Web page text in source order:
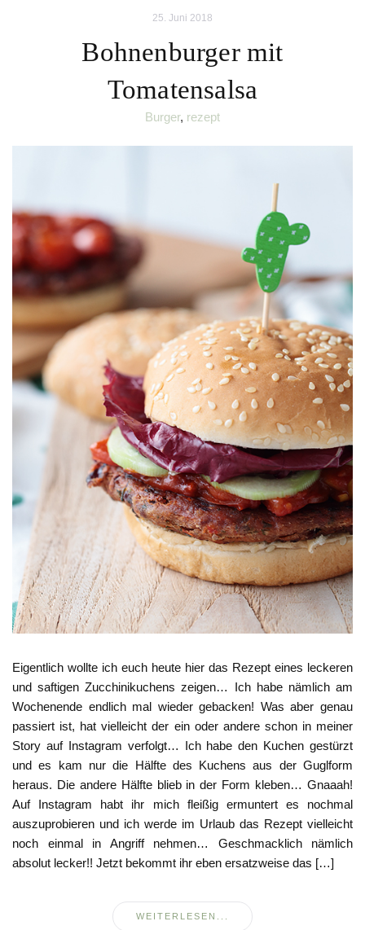
25. Juni 2018
Bohnenburger mit
Tomatensalsa
Burger, rezept
Eigentlich wollte ich euch heute hier das Rezept eines leckeren
und saftigen Zucchinikuchens zeigen… Ich habe nämlich am
Wochenende endlich mal wieder gebacken! Was aber genau
passiert ist, hat vielleicht der ein oder andere schon in meiner
Story auf Instagram verfolgt… Ich habe den Kuchen gestürzt
und es kam nur die Hälfte des Kuchens aus der Guglform
heraus. Die andere Hälfte blieb in der Form kleben… Gnaaah!
Auf Instagram habt ihr mich fleißig ermuntert es nochmal
auszuprobieren und ich werde im Urlaub das Rezept vielleicht
noch einmal in Angriff nehmen… Geschmacklich nämlich
absolut lecker!! Jetzt bekommt ihr eben ersatzweise das […]
WEITERLESEN...